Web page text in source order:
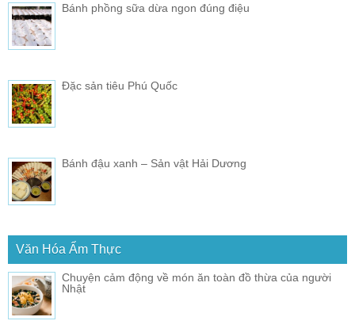
Bánh phồng sữa dừa ngon đúng điệu
Đặc sản tiêu Phú Quốc
Bánh đậu xanh – Sản vật Hải Dương
Văn Hóa Ẩm Thực
Chuyện cảm động về món ăn toàn đồ thừa của người
Nhật